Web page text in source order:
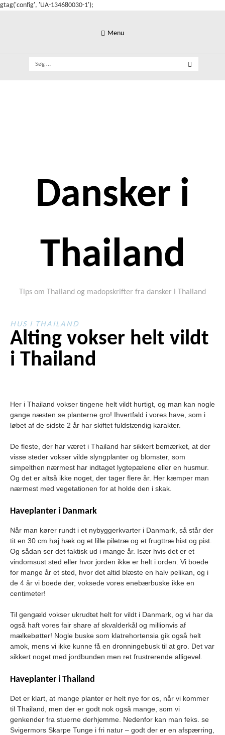
gtag('config', 'UA-134680030-1');
Menu
efter:
Dansker i
Thailand
Tips om Thailand og madopskrifter fra dansker i Thailand
HUS I THAILAND
Alting vokser helt vildt
i Thailand
Her i Thailand vokser tingene helt vildt hurtigt, og man kan nogle
gange næsten se planterne gro! Ihvertfald i vores have, som i
løbet af de sidste 2 år har skiftet fuldstændig karakter.
De fleste, der har været i Thailand har sikkert bemærket, at der
visse steder vokser vilde slyngplanter og blomster, som
simpelthen nærmest har indtaget lygtepælene eller en husmur.
Og det er altså ikke noget, der tager flere år. Her kæmper man
nærmest med vegetationen for at holde den i skak.
Haveplanter i Danmark
Når man kører rundt i et nybyggerkvarter i Danmark, så står der
tit en 30 cm høj hæk og et lille piletræ og et frugttræ hist og pist.
Og sådan ser det faktisk ud i mange år. Især hvis det er et
vindomsust sted eller hvor jorden ikke er helt i orden. Vi boede
for mange år et sted, hvor det altid blæste en halv pelikan, og i
de 4 år vi boede der, voksede vores enebærbuske ikke en
centimeter!
Til gengæld vokser ukrudtet helt for vildt i Danmark, og vi har da
også haft vores fair share af skvalderkål og millionvis af
mælkebøtter! Nogle buske som klatrehortensia gik også helt
amok, mens vi ikke kunne få en dronningebusk til at gro. Det var
sikkert noget med jordbunden men ret frustrerende alligevel.
Haveplanter i Thailand
Det er klart, at mange planter er helt nye for os, når vi kommer
til Thailand, men der er godt nok også mange, som vi
genkender fra stuerne derhjemme. Nedenfor kan man feks. se
Svigermors Skarpe Tunge i fri natur – godt der er en afspærring,